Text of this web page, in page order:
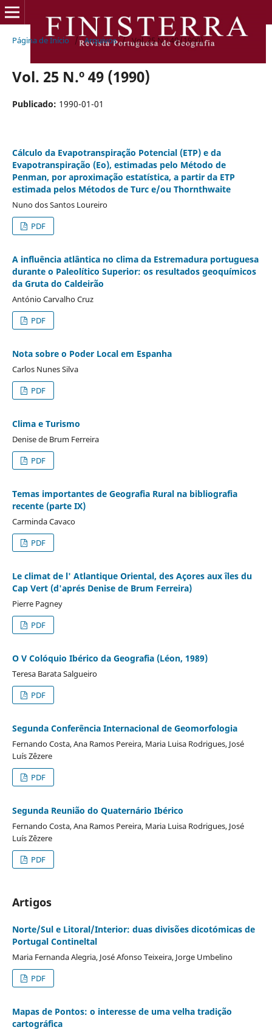
Página de Início / Arquivos / Vol. 25 N.º 49 (1990)
Vol. 25 N.º 49 (1990)
Publicado: 1990-01-01
Cálculo da Evapotranspiração Potencial (ETP) e da
Evapotranspiração (Eo), estimadas pelo Método de
Penman, por aproximação estatística, a partir da ETP
estimada pelos Métodos de Turc e/ou Thornthwaite
Nuno dos Santos Loureiro
PDF
A influência atlântica no clima da Estremadura portuguesa
durante o Paleolítico Superior: os resultados geoquímicos
da Gruta do Caldeirão
António Carvalho Cruz
PDF
Nota sobre o Poder Local em Espanha
Carlos Nunes Silva
PDF
Clima e Turismo
Denise de Brum Ferreira
PDF
Temas importantes de Geografia Rural na bibliografia
recente (parte IX)
Carminda Cavaco
PDF
Le climat de l' Atlantique Oriental, des Açores aux îles du
Cap Vert (d'aprés Denise de Brum Ferreira)
Pierre Pagney
PDF
O V Colóquio Ibérico da Geografia (Léon, 1989)
Teresa Barata Salgueiro
PDF
Segunda Conferência Internacional de Geomorfologia
Fernando Costa, Ana Ramos Pereira, Maria Luisa Rodrigues, José
Luís Zêzere
PDF
Segunda Reunião do Quaternário Ibérico
Fernando Costa, Ana Ramos Pereira, Maria Luisa Rodrigues, José
Luís Zêzere
PDF
Artigos
Norte/Sul e Litoral/Interior: duas divisões dicotómicas de
Portugal Contineltal
Maria Fernanda Alegria, José Afonso Teixeira, Jorge Umbelino
PDF
Mapas de Pontos: o interesse de uma velha tradição
cartográfica